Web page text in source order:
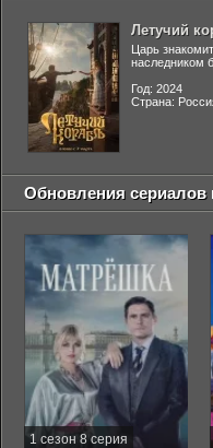
Летучий
Царь
наследником
Год: 2024
Страна:
Обновления сериалов
1 сезон 8 серия